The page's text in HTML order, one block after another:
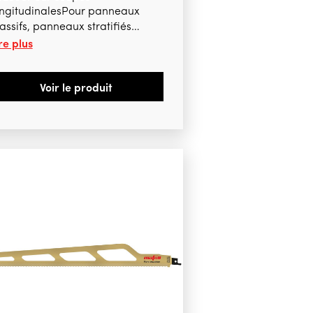
panneaux
panneaux stratifiés
K105, K105-18
plus
Voir le produit